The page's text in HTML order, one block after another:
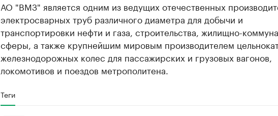
АО "ВМЗ" является одним из ведущих отечественных
электросварных труб различного диаметра для добычи и
транспортировки нефти и газа, строительства, жилищно-
сферы, а также крупнейшим мировым производителем
железнодорожных колес для пассажирских и грузовых вагонов,
локомотивов и поездов метрополитена.
Теги